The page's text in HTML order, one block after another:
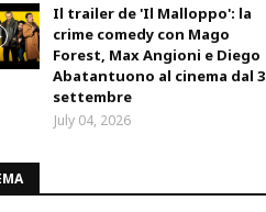
Il trailer de 'Il Malloppo': la
crime comedy con Mago
Forest, Max Angioni e Diego
Abatantuono al cinema dal 3
settembre
July 04, 2026